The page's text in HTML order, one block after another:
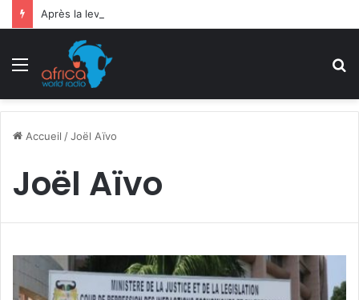
Menu
Accueil /Joël Aïvo
Joël Aïvo